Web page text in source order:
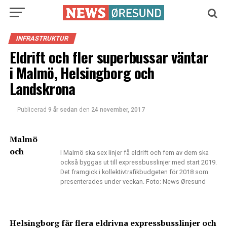
INFRASTRUKTUR
Eldrift och fler superbussar väntar
i Malmö, Helsingborg och
Landskrona
Publicerad 9 år sedan den 24 november, 2017
I Malmö ska sex linjer få eldrift och fem av dem ska
också byggas ut till expressbusslinjer med start 2019.
Det framgick i kollektivtrafikbudgeten för 2018 som
presenterades under veckan. Foto: News Øresund
Malmö
och
Helsingborg får flera eldrivna expressbusslinjer och